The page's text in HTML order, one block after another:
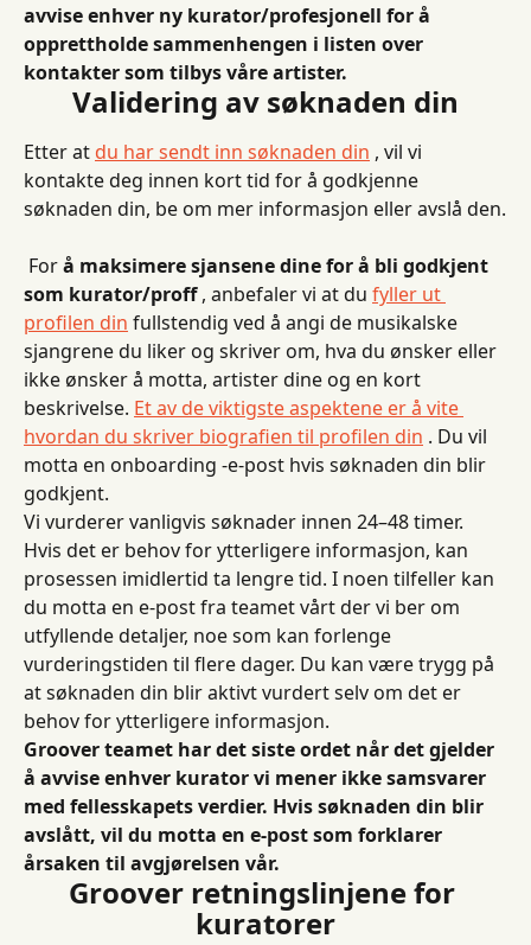
avvise enhver ny kurator/profesjonell for å
opprettholde sammenhengen i listen over
kontakter som tilbys våre artister.
Validering av søknaden din
Etter at du har sendt inn søknaden din , vil vi
kontakte deg innen kort tid for å godkjenne
søknaden din, be om mer informasjon eller avslå den.
For å maksimere sjansene dine for å bli godkjent
som kurator/proff , anbefaler vi at du fyller ut
profilen din fullstendig ved å angi de musikalske
sjangrene du liker og skriver om, hva du ønsker eller
ikke ønsker å motta, artister dine og en kort
beskrivelse. Et av de viktigste aspektene er å vite
hvordan du skriver biografien til profilen din . Du vil
motta en onboarding -e-post hvis søknaden din blir
godkjent.
Vi vurderer vanligvis søknader innen 24–48 timer.
Hvis det er behov for ytterligere informasjon, kan
prosessen imidlertid ta lengre tid. I noen tilfeller kan
du motta en e-post fra teamet vårt der vi ber om
utfyllende detaljer, noe som kan forlenge
vurderingstiden til flere dager. Du kan være trygg på
at søknaden din blir aktivt vurdert selv om det er
behov for ytterligere informasjon.
Groover teamet har det siste ordet når det gjelder
å avvise enhver kurator vi mener ikke samsvarer
med fellesskapets verdier. Hvis søknaden din blir
avslått, vil du motta en e-post som forklarer
årsaken til avgjørelsen vår.
Groover retningslinjene for
kuratorer